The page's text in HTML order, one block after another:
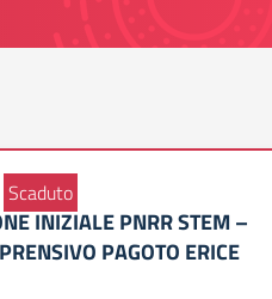
Scaduto
INIZIALE PNRR STEM –
PAGOTO ERICE